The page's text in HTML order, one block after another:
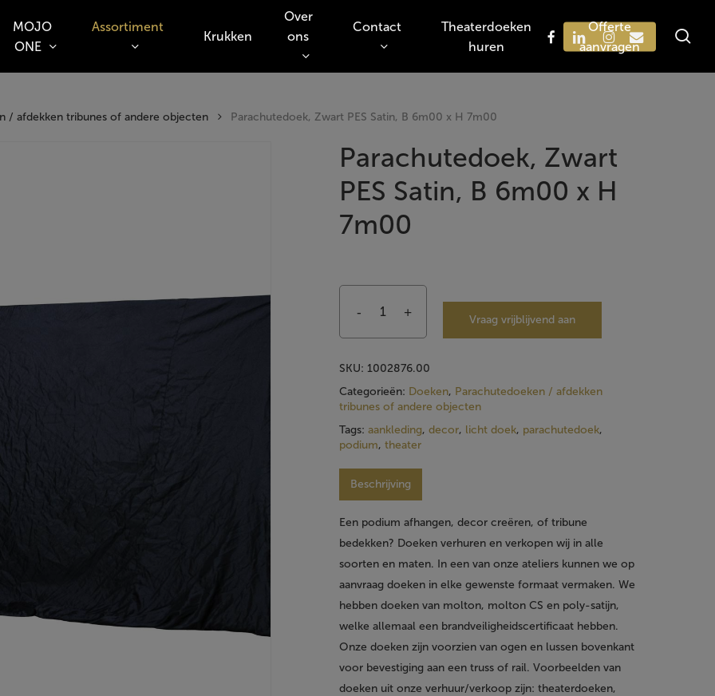
MOJO
ONE
Assortiment
Krukken
Over
ons
Contact
Theaterdoeken
huren
Offerte
aanvragen
facebooklinkedininstagram
email
/ afdekken tribunes of andere objecten Parachutedoek, Zwart PES Satin, B 6m00 x H 7m00
Parachutedoek, Zwart
PES Satin, B 6m00 x H
7m00
Vraag vrijblijvend aan
SKU: 1002876.00
Categorieën: Doeken, Parachutedoeken / afdekken
tribunes of andere objecten
Tags:aankleding,decor, licht doek, parachutedoek,
podium,theater
Beschrijving
Een podium afhangen, decor creëren, of tribune
bedekken? Doeken verhuren en verkopen wij in alle
soorten en maten. In een van onze ateliers kunnen we op
aanvraag doeken in elke gewenste formaat vermaken. We
hebben doeken van molton, molton CS en poly-satijn,
welke allemaal een brandveiligheidscertificaat hebben.
Onze doeken zijn voorzien van ogen en lussen bovenkant
voor bevestiging aan een truss of rail. Voorbeelden van
doeken uit onze verhuur/verkoop zijn: theaterdoeken,